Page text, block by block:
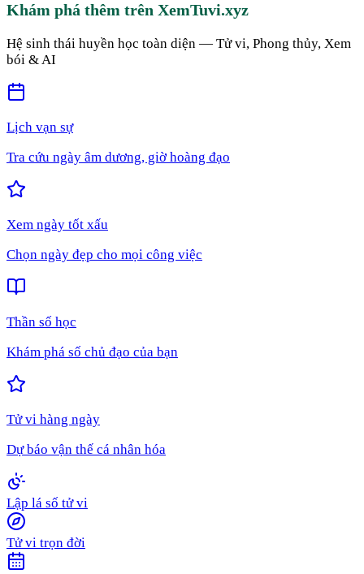
Khám phá thêm trên XemTuvi.xyz
Hệ sinh thái huyền học toàn diện — Tử vi, Phong thủy, Xem
bói & AI
Lịch vạn sự
Tra cứu ngày âm dương, giờ hoàng đạo
Xem ngày tốt xấu
Chọn ngày đẹp cho mọi công việc
Thần số học
Khám phá số chủ đạo của bạn
Tử vi hàng ngày
Dự báo vận thế cá nhân hóa
Lập lá số tử vi
Tử vi trọn đời